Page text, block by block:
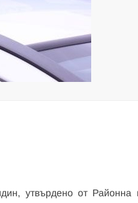
утвърдено от Районна